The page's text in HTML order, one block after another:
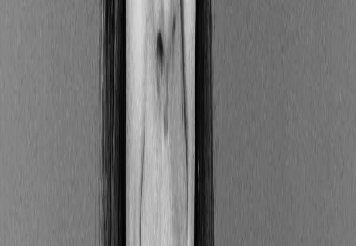
les dangers de corruption et de blanchiment
les dangers de responsabilité associés au
changement climatique ;
les dangers physiques (par exemple : désastres
naturels) engendrés par le réchauffement
les risques associés à la transition vers une
économie à faible émission de carbone ;
les menaces associées à la biodiversité (par
exemple : déforestation, démolition